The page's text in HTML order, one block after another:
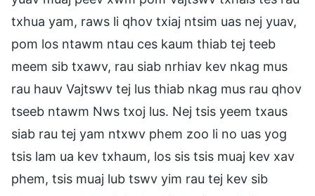
txhua yam, raws li qhov txiaj ntsim uas nej yuav,
pom los ntawm ntau ces kaum thiab tej teeb
meem sib txawv, rau siab nrhiav kev nkag mus
rau hauv Vajtswv tej lus thiab nkag mus rau qhov
tseeb ntawm Nws txoj lus. Nej tsis yeem txaus
siab rau tej yam ntxwv phem zoo li no uas yog
tsis lam ua kev txhaum, los sis tsis muaj kev xav
phem, tsis muaj lub tswv yim rau tej kev sib